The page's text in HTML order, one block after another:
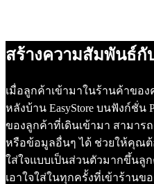
สร้างความสัมพันธ์
เมื่อลูกค้าเข้ามาในร้านค้าขอ
หลังบ้าน EasyStore บนฟังก์ชั่น
ของลูกค้าที่เดินเข้ามา สามาร
หรือข้อมูลอื่นๆ ได้ ช่วยให้คุณ
ใส่ใจแบบเป็นส่วนตัวมากขึ้นลู
เอาใจใส่ในทุกครั้งที่เข้าร้าน